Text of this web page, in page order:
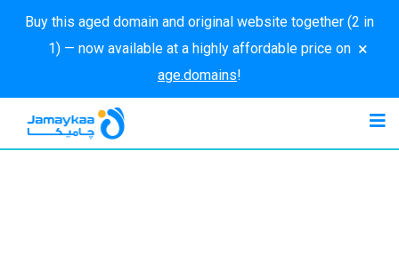
Buy this aged domain and original website together (2 in
1) — now available at a highly affordable price on
age.domains!
×